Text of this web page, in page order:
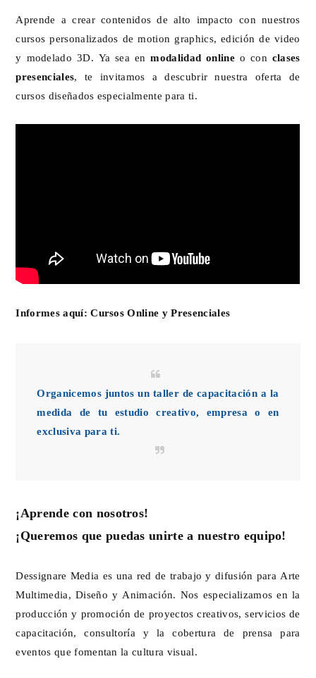
Aprende a crear contenidos de alto impacto con nuestros
cursos personalizados de motion graphics, edición de video
y modelado 3D. Ya sea en modalidad onlineo con clases
presenciales, te invitamos a descubrir nuestra oferta de
cursos diseñados especialmente para ti.
Informes aquí:Cursos Online y Presenciales
Organicemos juntos un taller de capacitación a la
medida de tu estudio creativo, empresa o en
exclusiva para ti.
¡Aprende con nosotros!
¡Queremos que puedas unirte a nuestro equipo!
Dessignare Media es una red de trabajo y difusión para Arte
Multimedia, Diseño y Animación. Nos especializamos en la
producción y promoción de proyectos creativos, servicios de
capacitación, consultoría y la cobertura de prensa para
eventos que fomentan la cultura visual.